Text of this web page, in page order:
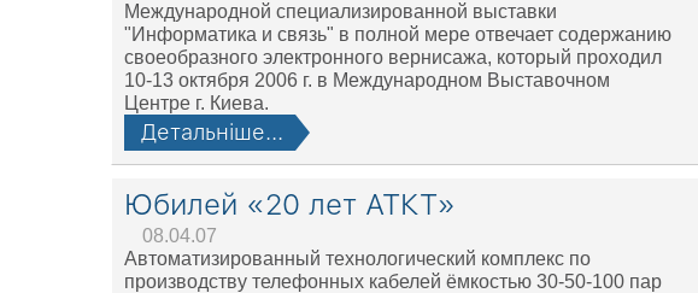
Международной специализированной выставки
"Информатика и связь" в полной мере отвечает содержанию
своеобразного электронного вернисажа, который проходил
10-13 октября 2006 г. в Международном Выставочном
Центре г. Киева.
Детальніше...
Юбилей «20 лет АТКТ»
08.04.07
Автоматизированный технологический комплекс по
производству телефонных кабелей ёмкостью 30-50-100 пар